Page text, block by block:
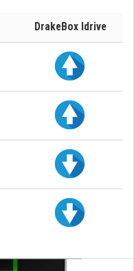
DrakeBox Idrive